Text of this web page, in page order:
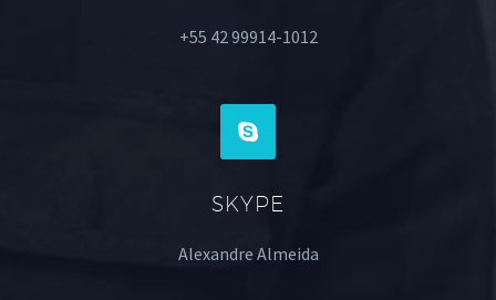
+55 42 99914-1012


SKYPE
Alexandre Almeida